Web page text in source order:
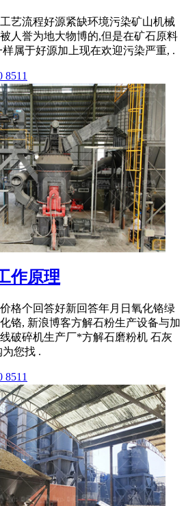
艺流程好源紧缺环境污染矿山机械
人誉为地大物博的,但是在矿石原料
属于好源加上现在欢迎污染严重, .
8511
作原理
格个回答好新回答年月日氧化铬绿
铬, 新浪博客方解石粉生产设备与加
破碎机生产厂*方解石磨粉机 石灰
您找 .
8511